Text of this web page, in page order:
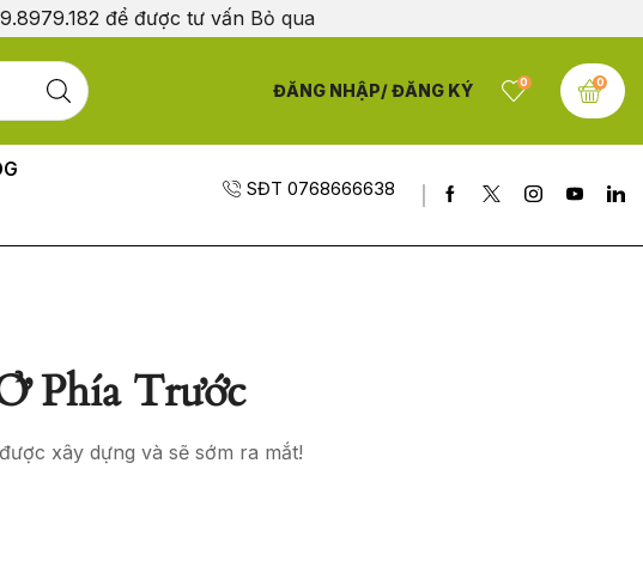
để được tư vấn Bỏ qua
ĐĂNG NHẬP/ ĐĂNG KÝ 0 0
SĐT 0768666638
Phía Trước
xây dựng và sẽ sớm ra mắt!